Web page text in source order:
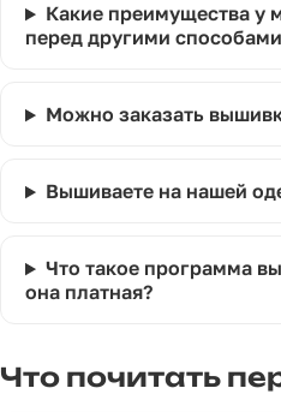
Какие преимущества у
перед другими
Можно заказать
Вышиваете на нашей
Что такое программа
она платная?
Что почитать